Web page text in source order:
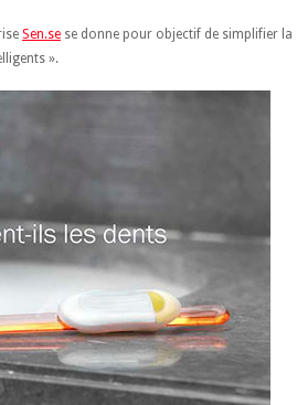
Sen.se se donne pour objectif de simplifier la
».